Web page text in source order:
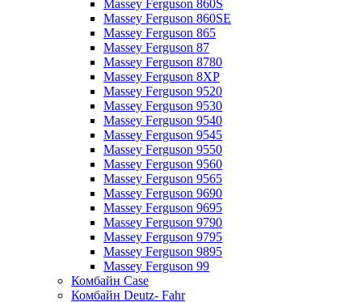
Massey Ferguson 860S
Massey Ferguson 860SE
Massey Ferguson 865
Massey Ferguson 87
Massey Ferguson 8780
Massey Ferguson 8XP
Massey Ferguson 9520
Massey Ferguson 9530
Massey Ferguson 9540
Massey Ferguson 9545
Massey Ferguson 9550
Massey Ferguson 9560
Massey Ferguson 9565
Massey Ferguson 9690
Massey Ferguson 9695
Massey Ferguson 9790
Massey Ferguson 9795
Massey Ferguson 9895
Massey Ferguson 99
Комбайн Case
Комбайн Deutz- Fahr